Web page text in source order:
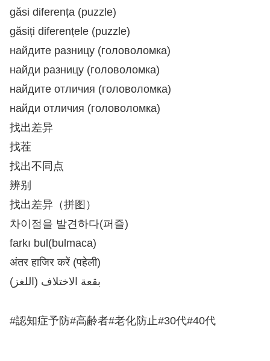
găsi diferența (puzzle)
găsiți diferențele (puzzle)
найдите разницу (головоломка)
найди разницу (головоломка)
найдите отличия (головоломка)
найди отличия (головоломка)
找出差异
找茬
找出不同点
辨别
找出差异（拼图）
차이점을 발견하다(퍼즐)
farkı bul(bulmaca)
अंतर हाजिर करें (पहेली)
بقعة الاختلاف (اللغز)
#認知症予防#高齢者#老化防止#30代#40代